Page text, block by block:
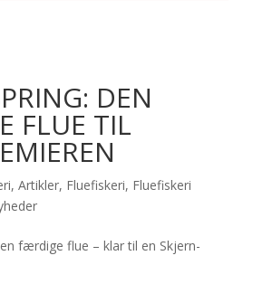
DEN
FLUE TIL
, Artikler, Fluefiskeri, Fluefiskeri